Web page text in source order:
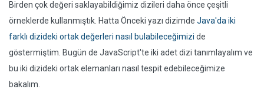
Birden çok değeri saklayabildiğimiz dizileri daha önce çeşitli
örneklerde kullanmıştık. Hatta Önceki yazı dizimde Java'da iki
farklı dizideki ortak değerleri nasıl bulabileceğimizi de
göstermiştim. Bugün de JavaScript'te iki adet dizi tanımlayalım ve
bu iki dizideki ortak elemanları nasıl tespit edebileceğimize
bakalım.